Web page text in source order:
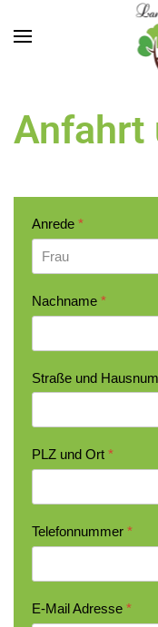
Zum Hauptinhalt
Anfahrt
Anrede *
Nachname *
Straße und
PLZ und Ort *
Telefonnummer *
E-Mail Adresse *